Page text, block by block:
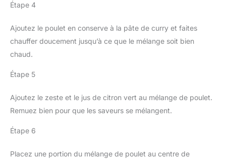
Étape 4
Ajoutez le poulet en conserve à la pâte de curry et faites
chauffer doucement jusqu’à ce que le mélange soit bien
chaud.
Étape 5
Ajoutez le zeste et le jus de citron vert au mélange de poulet.
Remuez bien pour que les saveurs se mélangent.
Étape 6
Placez une portion du mélange de poulet au centre de